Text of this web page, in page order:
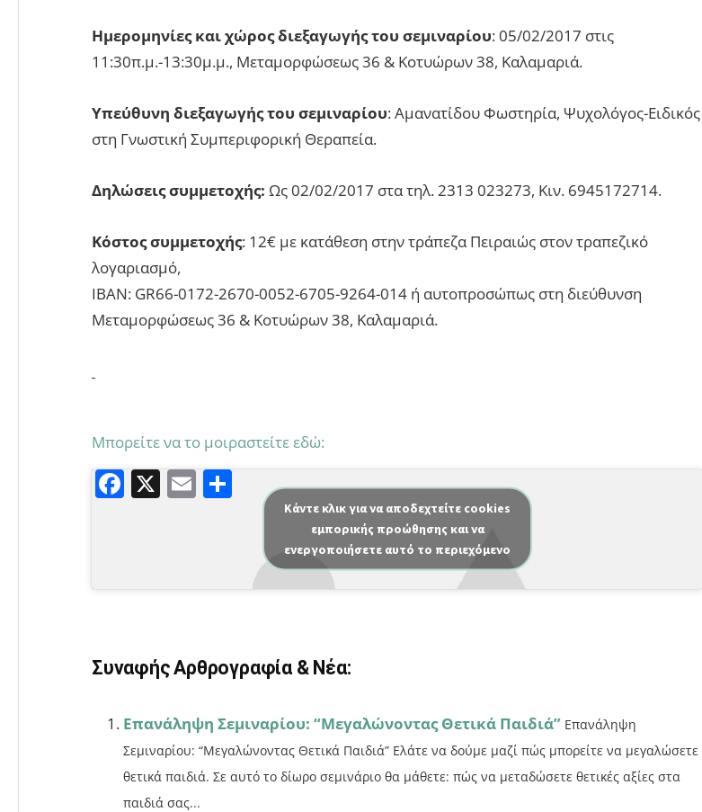
Ημερομηνίες και χώρος διεξαγωγής του σεμιναρίου: 05/02/2017 στις
11:30π.μ.-13:30μ.μ., Μεταμορφώσεως 36 & Κοτυώρων 38, Καλαμαριά.
Υπεύθυνη διεξαγωγής του σεμιναρίου: Αμανατίδου Φωστηρία, Ψυχολόγος-Ειδικός
στη Γνωστική Συμπεριφορική Θεραπεία.
Δηλώσεις συμμετοχής: Ως 02/02/2017 στα τηλ. 2313 023273, Κιν. 6945172714.
Κόστος συμμετοχής: 12€ με κατάθεση στην τράπεζα Πειραιώς στον τραπεζικό
λογαριασμό,
IBAN: GR66-0172-2670-0052-6705-9264-014 ή αυτοπροσώπως στη διεύθυνση
Μεταμορφώσεως 36 & Κοτυώρων 38, Καλαμαριά.
Μπορείτε να το μοιραστείτε εδώ:
F
b
o
k
X E
σ
ίτ
ε
Κάντε κλικ για να αποδεχτείτε cookies
εμπορικής προώθησης και να
ενεργοποιήσετε αυτό το περιεχόμενο
Συναφής Αρθρογραφία & Νέα:
Επανάληψη Σεμιναρίου: “Μεγαλώνοντας Θετικά Παιδιά” Επανάληψη
Σεμιναρίου: “Μεγαλώνοντας Θετικά Παιδιά” Ελάτε να δούμε μαζί πώς μπορείτε να μεγαλώσετε
θετικά παιδιά. Σε αυτό το δίωρο σεμινάριο θα μάθετε: πώς να μεταδώσετε θετικές αξίες στα
παιδιά σας...